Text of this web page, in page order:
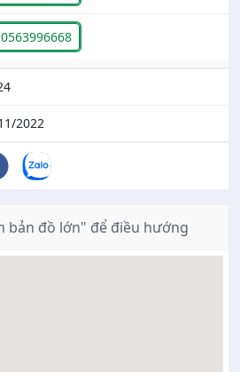
2022
bản đồ lớn" để điều hướng